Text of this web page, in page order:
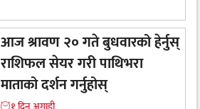
आज श्रावण २० गते बुधवारको हेर्नुस्
राशिफल सेयर गरी पाथिभरा
माताको दर्शन गर्नुहोस्